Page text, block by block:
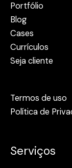
Portfólio
Blog
Cases
Currículos
Seja cliente
Termos de uso
Política de
Serviços